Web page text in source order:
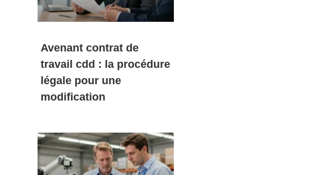
Avenant contrat de
travail cdd : la procédure
légale pour une
modification